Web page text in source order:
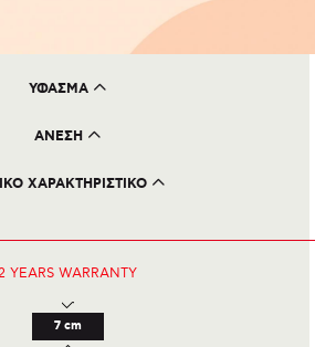
ΥΦΑΣΜA
ΑΝΕΣΗ
ΧΑΡΑΚΤΗΡΙΣΤΙΚΟ
YEARS WARRANTY
7 cm